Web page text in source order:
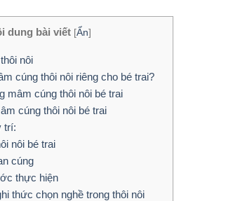
dung bài viết [Ẩn]
nôi
cúng thôi nôi riêng cho bé trai?
mâm cúng thôi nôi bé trai
cúng thôi nôi bé trai
trí:
nôi bé trai
cúng
thực hiện
thức chọn nghề trong thôi nôi